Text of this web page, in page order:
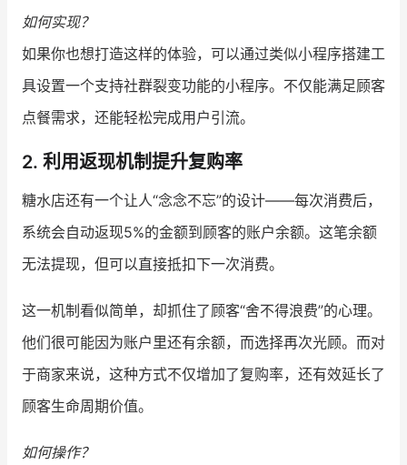
如何实现？
如果你也想打造这样的体验，可以通过类似小程序搭建工
具设置一个支持社群裂变功能的小程序。不仅能满足顾客
点餐需求，还能轻松完成用户引流。
2. 利用返现机制提升复购率
糖水店还有一个让人“念念不忘”的设计——每次消费后，
系统会自动返现5%的金额到顾客的账户余额。这笔余额
无法提现，但可以直接抵扣下一次消费。
这一机制看似简单，却抓住了顾客“舍不得浪费”的心理。
他们很可能因为账户里还有余额，而选择再次光顾。而对
于商家来说，这种方式不仅增加了复购率，还有效延长了
顾客生命周期价值。
如何操作？